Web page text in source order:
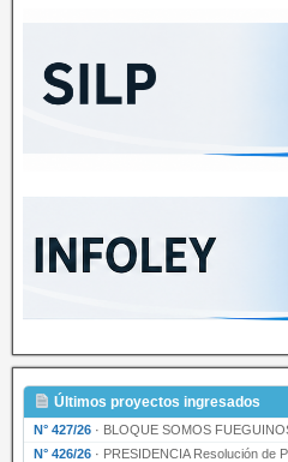
Últimos proyectos ingresados
N° 427/26 · BLOQUE SOMOS FUEGUINOS Proyecto de
N° 426/26 · PRESIDENCIA Resolución de Presidencia